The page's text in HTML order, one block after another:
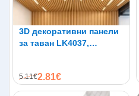
3D декоративни панели
за таван LK4037,
5.11€2.81€